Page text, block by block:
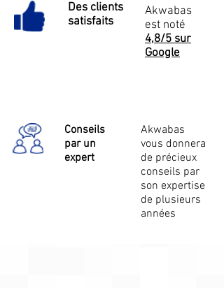
Des clients
satisfaits
Akwabas
est noté
4,8/5 sur
Google
Conseils
par un
expert
Akwabas
vous donnera
de précieux
conseils par
son expertise
de plusieurs
années